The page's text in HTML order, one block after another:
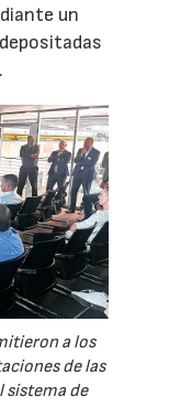
un
a los
de las
sistema de